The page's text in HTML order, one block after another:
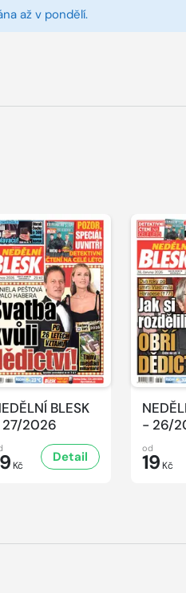
až v pondělí.
BLESK
2026
Kč
Detail
- 26/
od
19 Kč